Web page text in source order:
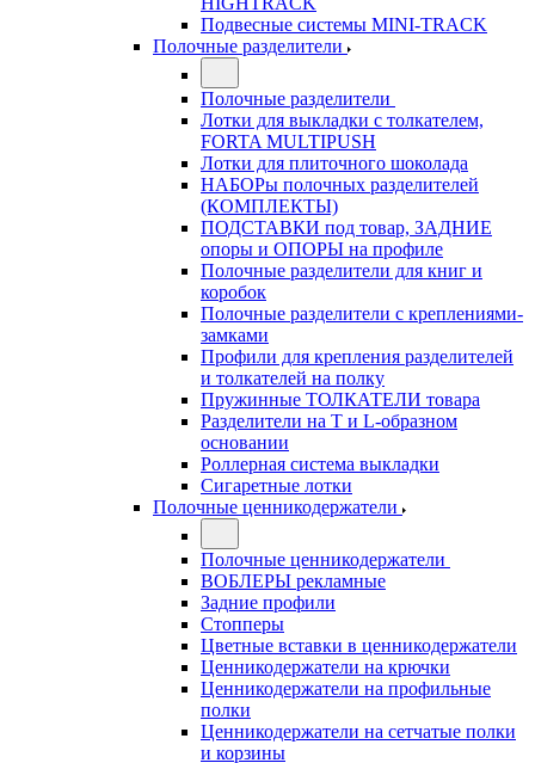
Подвесные системы MINI-TRACK
Полочные разделители
Полочные разделители
Лотки для выкладки с толкателем,
FORTA MULTIPUSH
Лотки для плиточного шоколада
НАБОРы полочных разделителей
(КОМПЛЕКТЫ)
ПОДСТАВКИ под товар, ЗАДНИЕ
опоры и ОПОРЫ на профиле
Полочные разделители для книг и
коробок
Полочные разделители с креплениями-
замками
Профили для крепления разделителей
и толкателей на полку
Пружинные ТОЛКАТЕЛИ товара
Разделители на Т и L-образном
основании
Роллерная система выкладки
Сигаретные лотки
Полочные ценникодержатели
Полочные ценникодержатели
ВОБЛЕРЫ рекламные
Задние профили
Стопперы
Цветные вставки в ценникодержатели
Ценникодержатели на крючки
Ценникодержатели на профильные
полки
Ценникодержатели на сетчатые полки
и корзины